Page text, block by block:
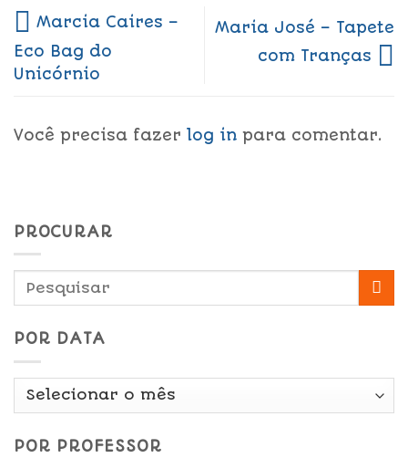
Marcia Caires –
Eco Bag do
Unicórnio
Maria José – Tapete
com Tranças
Você precisa fazer log in para comentar.
PROCURAR
POR DATA
Por
POR PROFESSOR